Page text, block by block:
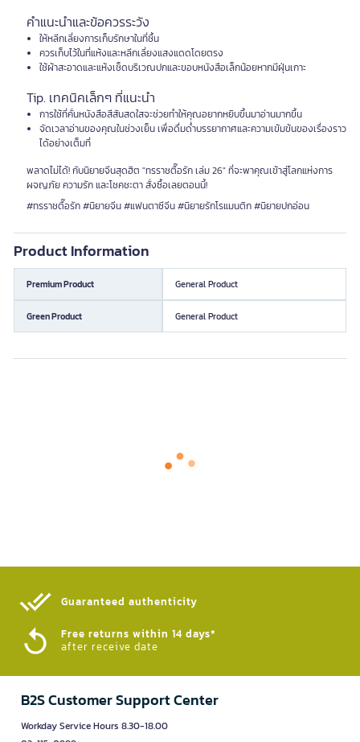
คำแนะนำและข้อควรระวัง
ให้หลีกเลี่ยงการเก็บรักษาในที่ชื้น
ควรเก็บไว้ในที่แห้งและหลีกเลี่ยงแสงแดดโดยตรง
ใช้ผ้าสะอาดและแห้งเช็ดบริเวณปกและขอบหนังสือเล็กน้อยหากมีฝุ่นเกาะ
Tip. เทคนิคเล็กๆ ที่แนะนำ
การใช้ที่คั่นหนังสือสีสันสดใสจะช่วยทำให้คุณอยากหยิบขึ้นมาอ่านมากขึ้น
จัดเวลาอ่านของคุณในช่วงเย็น เพื่อดื่มด่ำบรรยากาศและความเข้มข้นของเรื่องราว
ได้อย่างเต็มที่
พลาดไม่ได้! กับนิยายจีนสุดฮิต "ทรราชตื๊อรัก เล่ม 26" ที่จะพาคุณเข้าสู่โลกแห่งการ
ผจญภัย ความรัก และโชคชะตา สั่งซื้อเลยตอนนี้!
#ทรราชตื๊อรัก #นิยายจีน #แฟนตาซีจีน #นิยายรักโรแมนติก #นิยายปกอ่อน
Product Information
Premium Product General Product
Green Product General Product
Guaranteed authenticity​
Free returns within 14 days*
after receive date
B2S Customer Support Center
Workday Service Hours 8.30-18.00